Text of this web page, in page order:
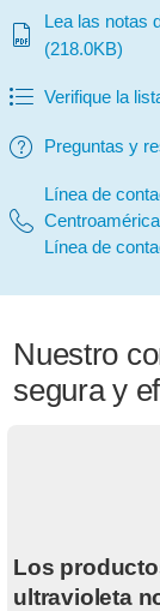
Lea las notas
(218.0KB)
Verifique la
Preguntas y
Línea de
Línea de
Nuestro
segura y
Los
ultravioleta